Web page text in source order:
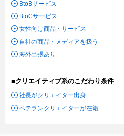
BtoBサービス
BtoCサービス
女性向け商品・サービス
自社の商品・メディアを扱う
海外出張あり
■クリエイティブ系のこだわり条件
社長がクリエイター出身
ベテランクリエイターが在籍